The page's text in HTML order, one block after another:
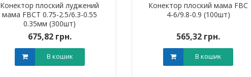
Конектор плоский луджений
мама FBCT 0.75-2.5/6.3-0.55
0.35мм (300шт)
675,82 грн.
В кошик
Конектор плоский мама FBC
4-6/9.8-0.9 (100шт)
565,32 грн.
В кошик